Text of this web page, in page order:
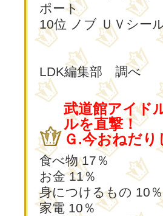
ポート
10位 ノブ ＵＶシー
LDK編集部 調べ
武道館アイド
ルを直撃！
Ｇ.今おねだり
食べ物 17％
お金 11％
身につけるもの 10％
家電 10％